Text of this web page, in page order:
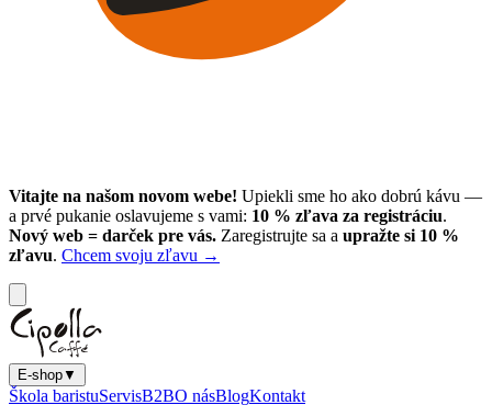
Vitajte na našom novom webe! Upiekli sme ho ako dobrú kávu —
a prvé pukanie oslavujeme s vami: 10 % zľava za registráciu.
Nový web = darček pre vás. Zaregistrujte sa a upražte si 10 %
zľavu. Chcem svoju zľavu →
E-shop▼
Škola baristuServisB2BO násBlogKontakt